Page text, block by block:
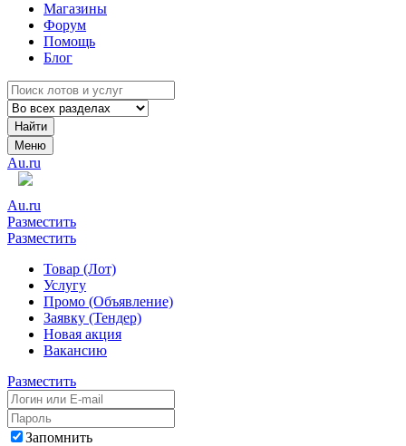
Магазины
Форум
Помощь
Блог
Найти
Меню
Au.ru
Au.ru
Разместить
Разместить
Товар (Лот)
Услугу
Промо (Объявление)
Заявку (Тендер)
Новая акция
Вакансию
Разместить
Запомнить